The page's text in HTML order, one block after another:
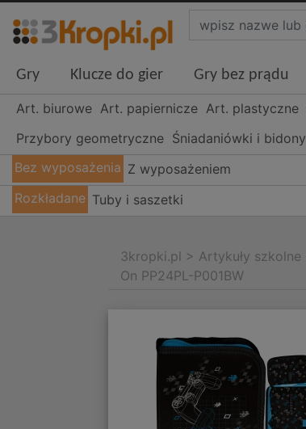
Gry Klucze do gier Gry bez prądu
Art. biurowe Art. papiernicze Art. plastyczne
Przybory geometryczne Śniadaniówki i bidony
Bez wyposażenia Z wyposażeniem
Rozkładane Tuby i saszetki
3kropki.pl > Artykuły szkolne
On PP24PL-P001BW